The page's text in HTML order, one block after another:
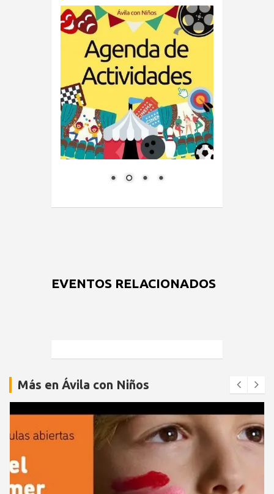
EVENTOS RELACIONADOS
Más en Ávila con Niños